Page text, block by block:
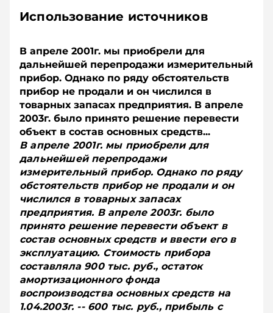
Использование источников
В апреле 2001г. мы приобрели для
дальнейшей перепродажи измерительный
прибор. Однако по ряду обстоятельств
прибор не продали и он числился в
товарных запасах предприятия. В апреле
2003г. было принято решение перевести
объект в состав основных средств...
В апреле 2001г. мы приобрели для
дальнейшей перепродажи
измерительный прибор. Однако по ряду
обстоятельств прибор не продали и он
числился в товарных запасах
предприятия. В апреле 2003г. было
принято решение перевести объект в
состав основных средств и ввести его в
эксплуатацию. Стоимость прибора
составляла 900 тыс. руб., остаток
амортизационного фонда
воспроизводства основных средств на
1.04.2003г. -- 600 тыс. руб., прибыль с